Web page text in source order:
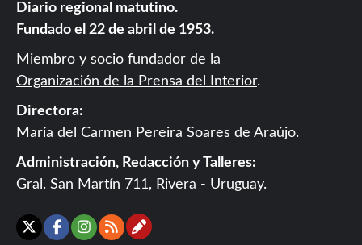
Diario regional matutino.
Fundado el 22 de abril de 1953.
Miembro y socio fundador de la
Organización de la Prensa del Interior.
Directora:
María del Carmen Pereira Soares de Araújo.
Administración, Redacción y Talleres:
Gral. San Martín 711, Rivera - Uruguay.
X Facebook
Instagram
RSSContáctanos